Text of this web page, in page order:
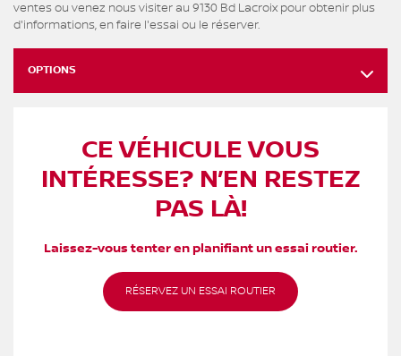
ventes ou venez nous visiter au 9130 Bd Lacroix pour obtenir plus
d'informations, en faire l'essai ou le réserver.
OPTIONS
CE VÉHICULE VOUS
INTÉRESSE? N’EN RESTEZ
PAS LÀ!
Laissez-vous tenter en planifiant un essai routier.
RÉSERVEZ UN ESSAI ROUTIER